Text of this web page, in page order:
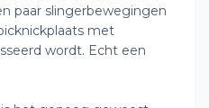
paar slingerbewegingen
met
wordt. Echt een